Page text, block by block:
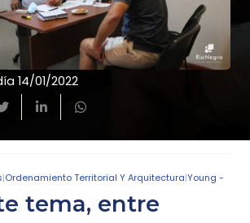
14/01/2022
|Ordenamiento Territorial Y Arquitectura|Young -
tema, entre